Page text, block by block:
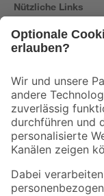
Nützliche Links
Der toom Newsletter:
Zur Newsletter
Folge uns